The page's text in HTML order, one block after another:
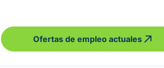
Ofertas de empleo actuales